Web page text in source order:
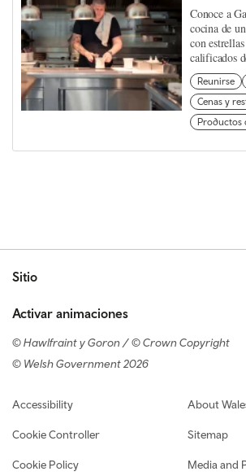
Conoce a
cocina de
con
calificados
Reunirse
Cenas y
Productos
Sitio
Activar animaciones
© Hawlfraint y Goron / © Crown Copyright
© Welsh Government 2026
Footer navigation
Accessibility
Cookie Controller
Cookie Policy
About
Sitemap
Media and